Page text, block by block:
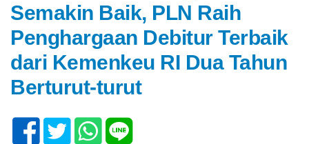
Semakin Baik, PLN Raih
Penghargaan Debitur Terbaik
dari Kemenkeu RI Dua Tahun
Berturut-turut